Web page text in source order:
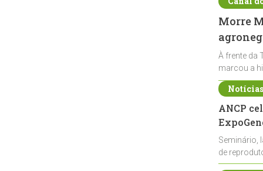
Morre
À frente da
marcou a
ANCP
Seminário,
de
durante a